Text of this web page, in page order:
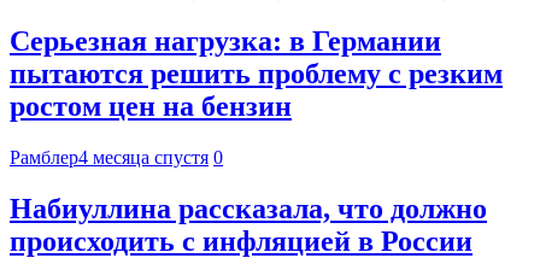
Серьезная нагрузка: в Германии
пытаются решить проблему с резким
ростом цен на бензин
Рамблер4 месяца спустя 0
Набиуллина рассказала, что должно
происходить с инфляцией в России